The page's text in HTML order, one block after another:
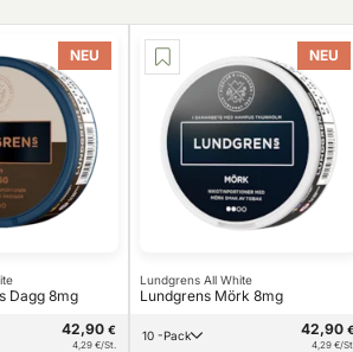
NEU
Dagg 8mg
42,90 €
4,29 €/St.
NEU
Lundgrens All White
Lundgrens Mörk 8mg
10 -Pack 42,90
4,29 €/St.